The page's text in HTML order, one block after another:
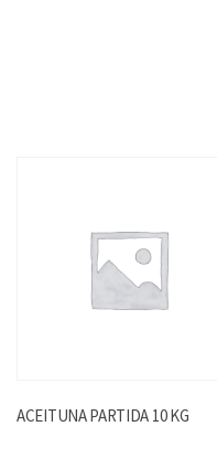
ACEITUNA PARTIDA 10 KG